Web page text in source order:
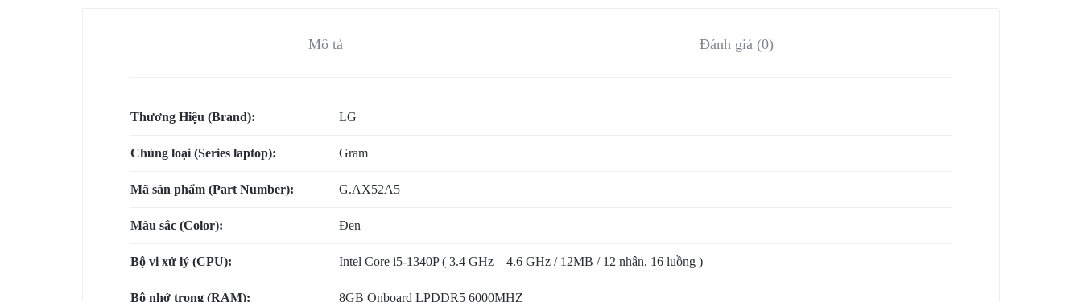
Mô tả Đánh giá (0)
Thương Hiệu (Brand): LG
Chủng loại (Series laptop): Gram
Mã sản phẩm (Part Number): G.AX52A5
Màu sắc (Color): Đen
Bộ vi xử lý (CPU): Intel Core i5-1340P ( 3.4 GHz – 4.6 GHz / 12MB / 12 nhân, 16 luồng )
Bộ nhớ trong (RAM): 8GB Onboard LPDDR5 6000MHZ